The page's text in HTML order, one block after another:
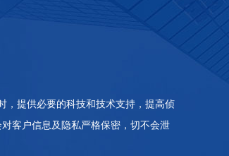
，提供必要的科技和技术支持，提高侦
客户信息及隐私严格保密，切不会泄